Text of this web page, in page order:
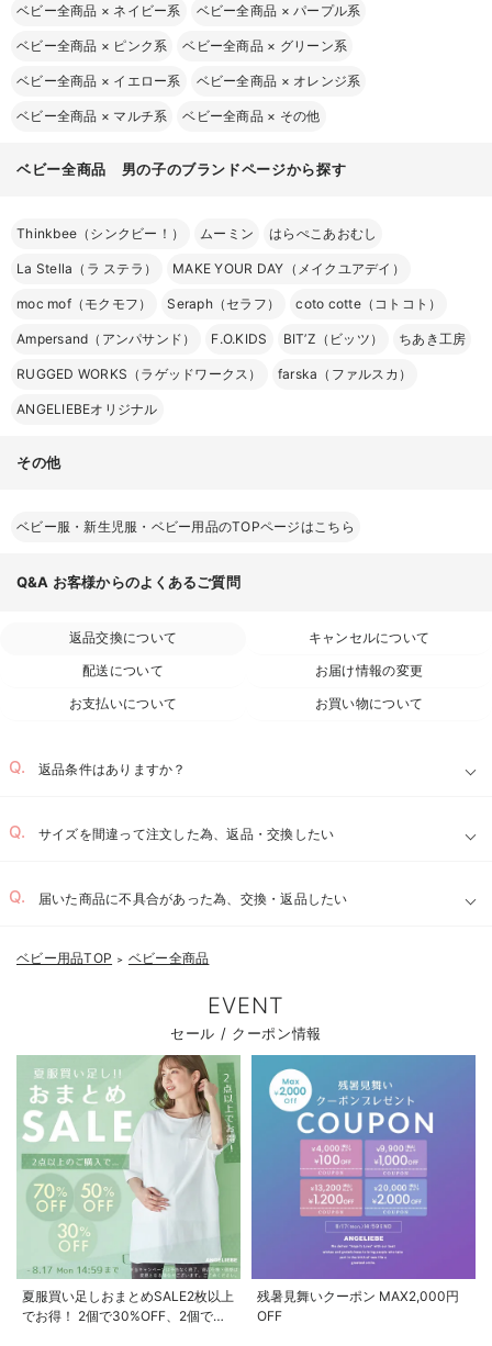
ベビー全商品 × ネイビー系 ベビー全商品 × パープル系
ベビー全商品 × ピンク系 ベビー全商品 × グリーン系
ベビー全商品 × イエロー系 ベビー全商品 × オレンジ系
ベビー全商品 × マルチ系 ベビー全商品 × その他
ベビー全商品 男の子のブランドページから探す
Thinkbee（シンクビー！） ムーミン はらぺこあおむし
La Stella（ラ ステラ） MAKE YOUR DAY（メイクユアデイ）
moc mof（モクモフ） Seraph（セラフ） coto cotte（コトコト）
Ampersand（アンパサンド） F.O.KIDS BIT’Z（ビッツ） ちあき工房
RUGGED WORKS（ラゲッドワークス） farska（ファルスカ）
ANGELIEBEオリジナル
その他
ベビー服・新生児服・ベビー用品のTOPページはこちら
Q&A お客様からのよくあるご質問
返品交換について
キャンセルについて
配送について
お届け情報の変更
お支払いについて
お買い物について
返品条件はありますか？
サイズを間違って注文した為、返品・交換したい
届いた商品に不具合があった為、交換・返品したい
ベビー用品TOP ＞ ベビー全商品
EVENT
セール / クーポン情報
夏服買い足しおまとめSALE2枚以上
でお得！ 2個で30%OFF、2個で
残暑見舞いクーポン MAX2,000円
OFF